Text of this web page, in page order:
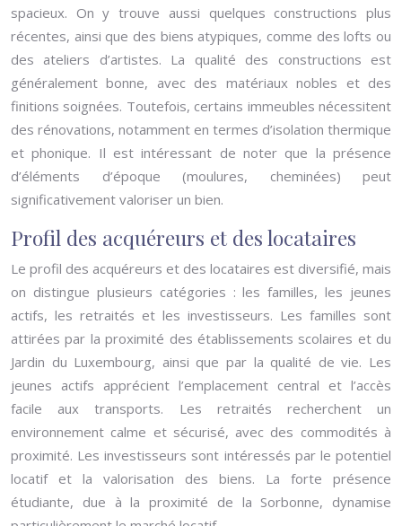
spacieux. On y trouve aussi quelques constructions plus
récentes, ainsi que des biens atypiques, comme des lofts ou
des ateliers d’artistes. La qualité des constructions est
généralement bonne, avec des matériaux nobles et des
finitions soignées. Toutefois, certains immeubles nécessitent
des rénovations, notamment en termes d’isolation thermique
et phonique. Il est intéressant de noter que la présence
d’éléments d’époque (moulures, cheminées) peut
significativement valoriser un bien.
Profil des acquéreurs et des locataires
Le profil des acquéreurs et des locataires est diversifié, mais
on distingue plusieurs catégories : les familles, les jeunes
actifs, les retraités et les investisseurs. Les familles sont
attirées par la proximité des établissements scolaires et du
Jardin du Luxembourg, ainsi que par la qualité de vie. Les
jeunes actifs apprécient l’emplacement central et l’accès
facile aux transports. Les retraités recherchent un
environnement calme et sécurisé, avec des commodités à
proximité. Les investisseurs sont intéressés par le potentiel
locatif et la valorisation des biens. La forte présence
étudiante, due à la proximité de la Sorbonne, dynamise